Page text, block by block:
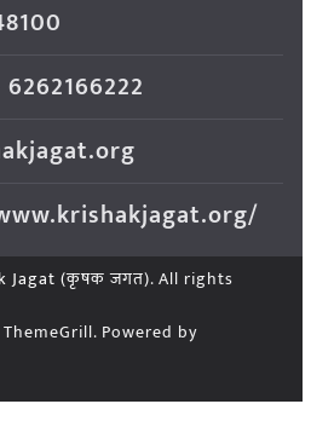
Jagat (कृषक जगत). All rights
Powered by